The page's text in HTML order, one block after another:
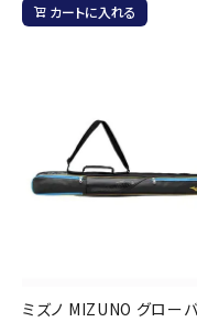
カートに入れる
ミズノ MIZUNO グロー